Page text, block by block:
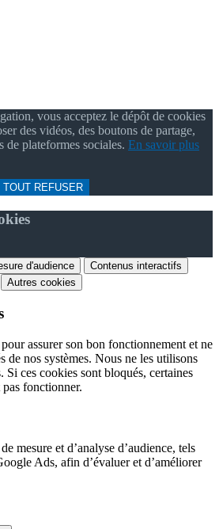
vous acceptez le dépôt de cookies
des vidéos, des boutons de partage,
de plateformes sociales. En savoir plus
TOUT REFUSER
d'audience
Contenus interactifs
Autres cookies
assurer son bon fonctionnement et ne
de nos systèmes. Nous ne les utilisons
Si ces cookies sont bloqués, certaines
fonctionner.
mesure et d’analyse d’audience, tels
Ads, afin d’évaluer et d’améliorer